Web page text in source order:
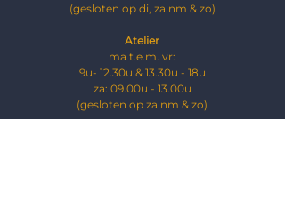
(gesloten op di, za nm & zo)
Atelier
ma t.e.m. vr:
9u- 12.30u & 13.30u - 18u
za: 09.00u - 13.00u
​(gesloten op za nm & zo)